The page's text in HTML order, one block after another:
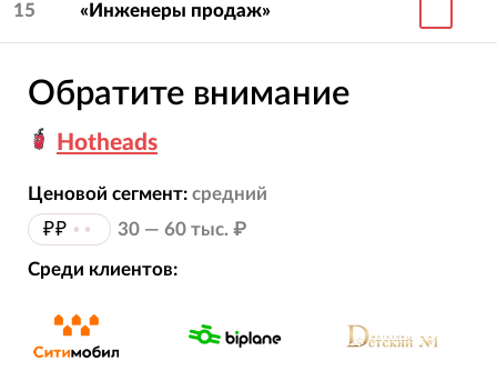
15 «Инженеры продаж»
Обратите внимание
Hotheads
Ценовой сегмент: средний
₽₽ •• 30 — 60 тыс. ₽
Среди клиентов: